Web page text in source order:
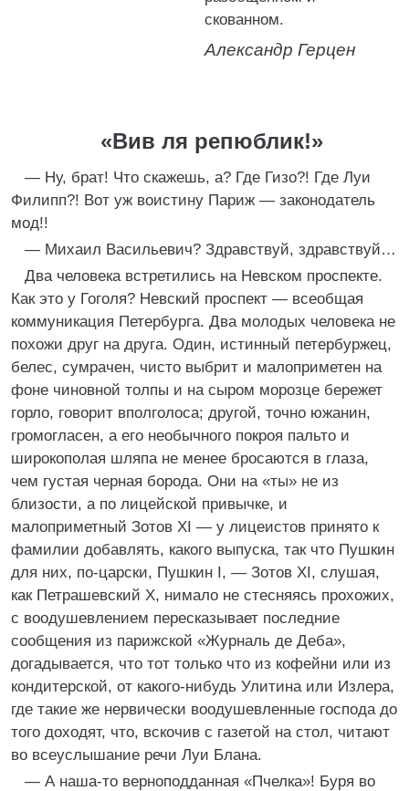
скованном.
Александр Герцен
«Вив ля репюблик!»
— Ну, брат! Что скажешь, а? Где Гизо?! Где Луи
Филипп?! Вот уж воистину Париж — законодатель
мод!!
— Михаил Васильевич? Здравствуй, здравствуй…
Два человека встретились на Невском проспекте.
Как это у Гоголя? Невский проспект — всеобщая
коммуникация Петербурга. Два молодых человека не
похожи друг на друга. Один, истинный петербуржец,
белес, сумрачен, чисто выбрит и малоприметен на
фоне чиновной толпы и на сыром морозце бережет
горло, говорит вполголоса; другой, точно южанин,
громогласен, а его необычного покроя пальто и
широкополая шляпа не менее бросаются в глаза,
чем густая черная борода. Они на «ты» не из
близости, а по лицейской привычке, и
малоприметный Зотов XI — у лицеистов принято к
фамилии добавлять, какого выпуска, так что Пушкин
для них, по-царски, Пушкин I, — Зотов XI, слушая,
как Петрашевский X, нимало не стесняясь прохожих,
с воодушевлением пересказывает последние
сообщения из парижской «Журналь де Деба»,
догадывается, что тот только что из кофейни или из
кондитерской, от какого-нибудь Улитина или Излера,
где такие же нервически воодушевленные господа до
того доходят, что, вскочив с газетой на стол, читают
во всеуслышание речи Луи Блана.
— А наша-то верноподданная «Пчелка»! Буря во